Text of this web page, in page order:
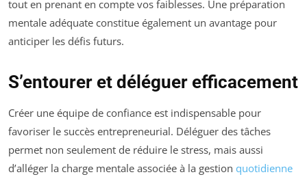
tout en prenant en compte vos faiblesses. Une préparation
mentale adéquate constitue également un avantage pour
anticiper les défis futurs.
S’entourer et déléguer efficacement
Créer une équipe de confiance est indispensable pour
favoriser le succès entrepreneurial. Déléguer des tâches
permet non seulement de réduire le stress, mais aussi
d’alléger la charge mentale associée à la gestion quotidienne